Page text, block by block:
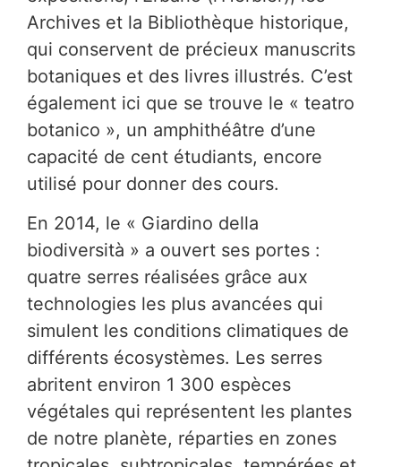
Archives et la Bibliothèque historique,
qui conservent de précieux manuscrits
botaniques et des livres illustrés. C’est
également ici que se trouve le « teatro
botanico », un amphithéâtre d’une
capacité de cent étudiants, encore
utilisé pour donner des cours.
En 2014, le « Giardino della
biodiversità » a ouvert ses portes :
quatre serres réalisées grâce aux
technologies les plus avancées qui
simulent les conditions climatiques de
différents écosystèmes. Les serres
abritent environ 1 300 espèces
végétales qui représentent les plantes
de notre planète, réparties en zones